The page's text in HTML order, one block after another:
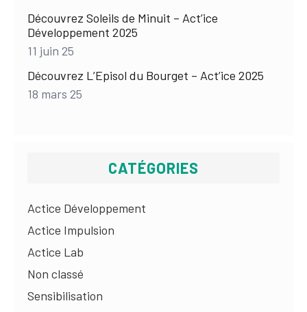
Découvrez Soleils de Minuit – Act’ice
Développement 2025
11 juin 25
Découvrez L’Episol du Bourget – Act’ice 2025
18 mars 25
CATÉGORIES
Actice Développement
Actice Impulsion
Actice Lab
Non classé
Sensibilisation